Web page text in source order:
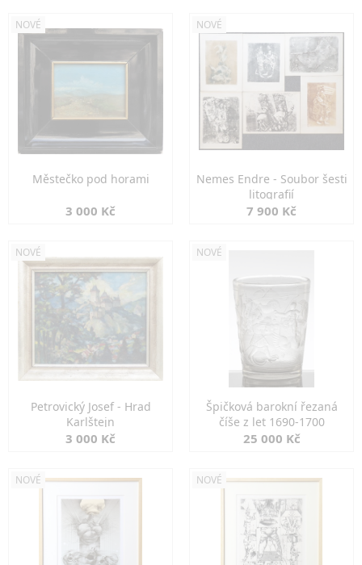
NOVÉ
Městečko pod horami
3 000 Kč
NOVÉ
Nemes Endre - Soubor šesti
litografií
7 900 Kč
NOVÉ
Petrovický Josef - Hrad
Karlštejn
3 000 Kč
NOVÉ
Špičková barokní řezaná
číše z let 1690-1700
25 000 Kč
NOVÉ NOVÉ